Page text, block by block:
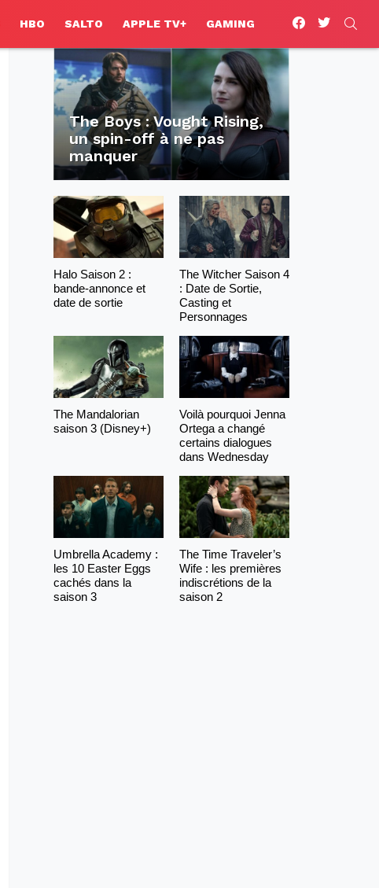
HBO SALTO APPLE TV+ GAMING
facebooktwitter
The Boys : Vought Rising,
un spin-off à ne pas
manquer
Halo Saison 2 :
bande-annonce et
date de sortie
The Witcher Saison 4
: Date de Sortie,
Casting et
Personnages
The Mandalorian
saison 3 (Disney+)
Voilà pourquoi Jenna
Ortega a changé
certains dialogues
dans Wednesday
Umbrella Academy :
les 10 Easter Eggs
cachés dans la
saison 3
The Time Traveler’s
Wife : les premières
indiscrétions de la
saison 2